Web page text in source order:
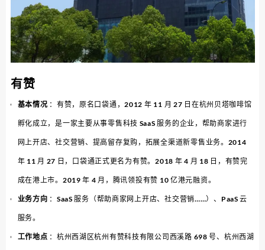
有赞
基本情况 ：有赞，原名口袋通，2012 年 11 月 27 日在杭州贝塔咖啡馆
孵化成立，是一家主要从事零售科技 SaaS 服务的企业，帮助商家进行
网上开店、社交营销、提高留存复购，拓展全渠道新零售业务。2014
年 11 月 27 日，口袋通正式更名为有赞。2018 年 4 月 18 日，有赞完
成在港上市。2019 年 4 月，腾讯领投有赞 10 亿港元融资。
业务方向 ：SaaS 服务（帮助商家网上开店、社交营销……）、PaaS 云
服务。
工作地点 ：杭州西湖区杭州有赞科技有限公司西溪路 698 号、杭州西湖